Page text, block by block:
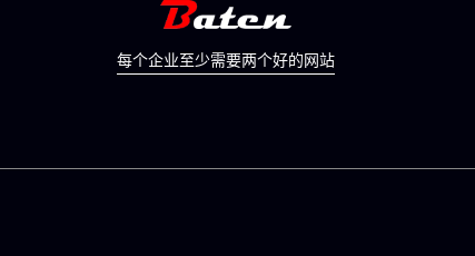
每个企业至少需要两个好的网站